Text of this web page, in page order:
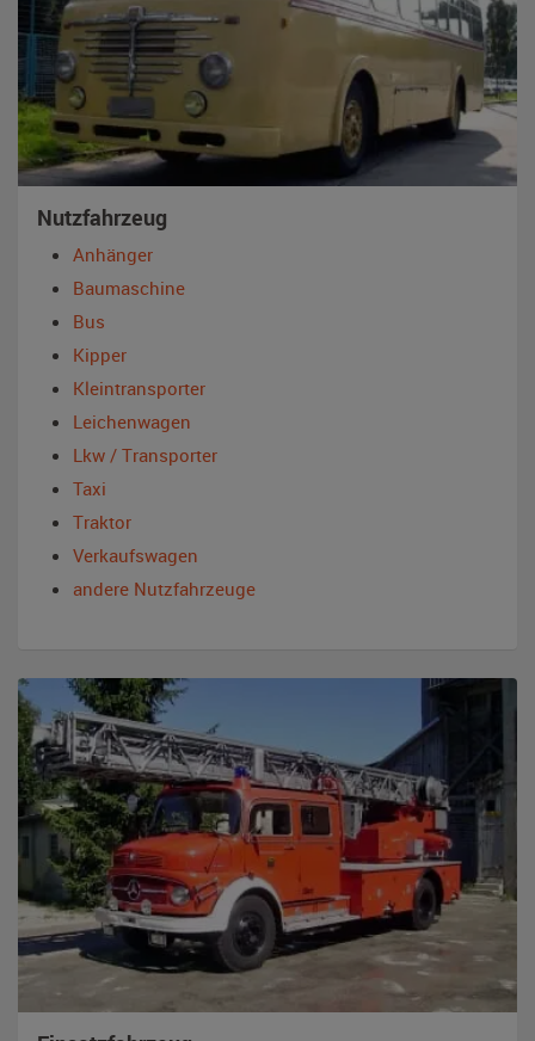
Nutzfahrzeug
Anhänger
Baumaschine
Bus
Kipper
Kleintransporter
Leichenwagen
Lkw / Transporter
Taxi
Traktor
Verkaufswagen
andere Nutzfahrzeuge